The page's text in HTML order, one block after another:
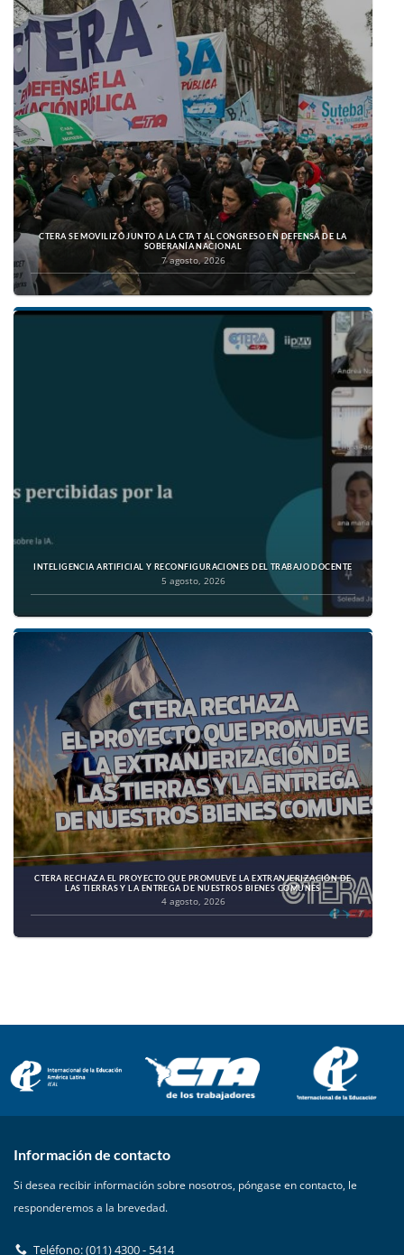
CTERA SE MOVILIZÓ JUNTO A LA CTA T AL CONGRESO EN DEFENSA DE LA
SOBERANÍA NACIONAL
7 agosto, 2026
INTELIGENCIA ARTIFICIAL Y RECONFIGURACIONES DEL TRABAJO DOCENTE
5 agosto, 2026
CTERA RECHAZA EL PROYECTO QUE PROMUEVE LA EXTRANJERIZACIÓN DE
LAS TIERRAS Y LA ENTREGA DE NUESTROS BIENES COMUNES
4 agosto, 2026
Información de contacto
Si desea recibir información sobre nosotros, póngase en contacto, le
responderemos a la brevedad.
Teléfono: (011) 4300 - 5414